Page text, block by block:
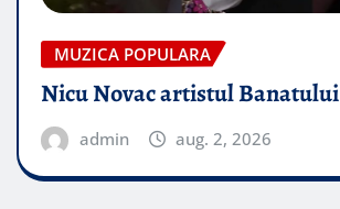
MUZICA POPULARA
Nicu Novac artistul Banatului
admin aug. 2, 2026